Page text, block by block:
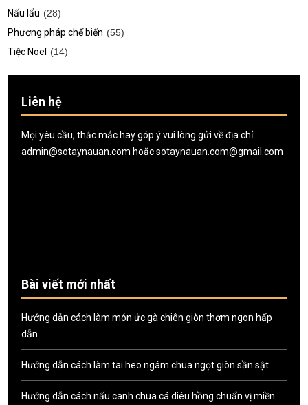
Nấu lẩu (28)
Phương pháp chế biến (55)
Tiệc Noel
(14)
Liên hệ
Mọi yêu cầu, thắc mắc hay góp ý vui lòng gửi về địa chỉ:
admin@sotaynauan.com hoặcsotaynauan.com@gmail.com
Bài viết mới nhất
Hướng dẫn cách làm món ức gà chiên giòn thơm ngon hấp
dẫn
Hướng dẫn cách làm tai heo ngâm chua ngọt giòn sần sật
Hướng dẫn cách nấu canh chua cá diêu hồng chuẩn vị miền